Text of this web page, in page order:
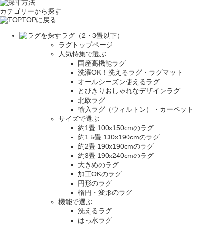
カテゴリーから探す
TOPに戻る
ラグ（2・3畳以下）
ラグトップページ
人気特集で選ぶ
国産高機能ラグ
洗濯OK！洗えるラグ・ラグマット
オールシーズン使えるラグ
とびきりおしゃれなデザインラグ
北欧ラグ
輸入ラグ（ウィルトン）・カーペット
サイズで選ぶ
約1畳 100x150cmのラグ
約1.5畳 130x190cmのラグ
約2畳 190x190cmのラグ
約3畳 190x240cmのラグ
大きめのラグ
加工OKのラグ
円形のラグ
楕円・変形のラグ
機能で選ぶ
洗えるラグ
はっ水ラグ